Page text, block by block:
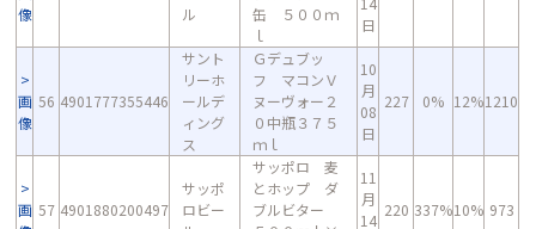
像
ル
缶 ５００ｍ
ｌ
日
画
像
56 4901777355446
サント
リーホ
ールデ
ィング
ス
Ｇデュブッ
フ マコンＶ
ヌーヴォー２
０中瓶３７５
ｍｌ
10
月
08
日
227 0% 12%1210
画 57 4901880200497
サッポ
ロビー
サッポロ 麦
とホップ ダ
ブルビター
11
月
14
220 337%10% 973